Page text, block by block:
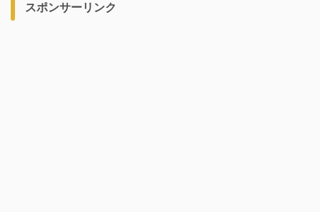
スポンサーリンク